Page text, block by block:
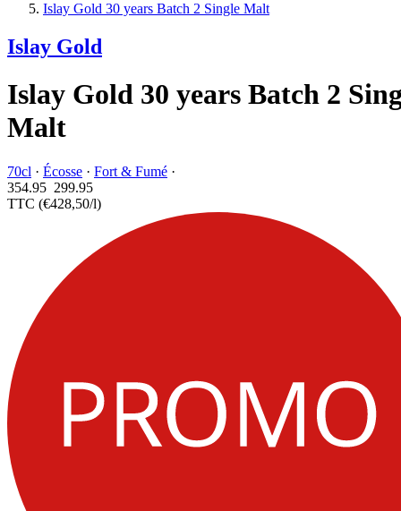
Islay Gold 30 years Batch 2 Single Malt
Islay Gold
Islay Gold 30 years Batch 2
Malt
70cl · Écosse · Fort & Fumé ·
354.95 299.95
TTC (€428,50/l)